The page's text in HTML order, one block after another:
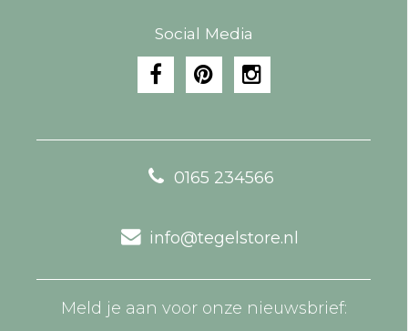
Social Media
0165 234566
info@tegelstore.nl
Meld je aan voor onze nieuwsbrief: